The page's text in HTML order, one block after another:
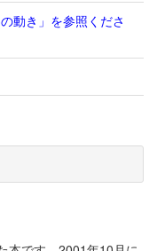
動き」を参照くださ